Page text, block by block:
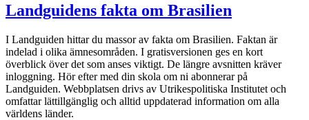
Landguidens fakta om Brasilien
I Landguiden hittar du massor av fakta om Brasilien. Faktan är
indelad i olika ämnesområden. I gratisversionen ges en kort
överblick över det som anses viktigt. De längre avsnitten kräver
inloggning. Hör efter med din skola om ni abonnerar på
Landguiden. Webbplatsen drivs av Utrikespolitiska Institutet och
omfattar lättillgänglig och alltid uppdaterad information om alla
världens länder.